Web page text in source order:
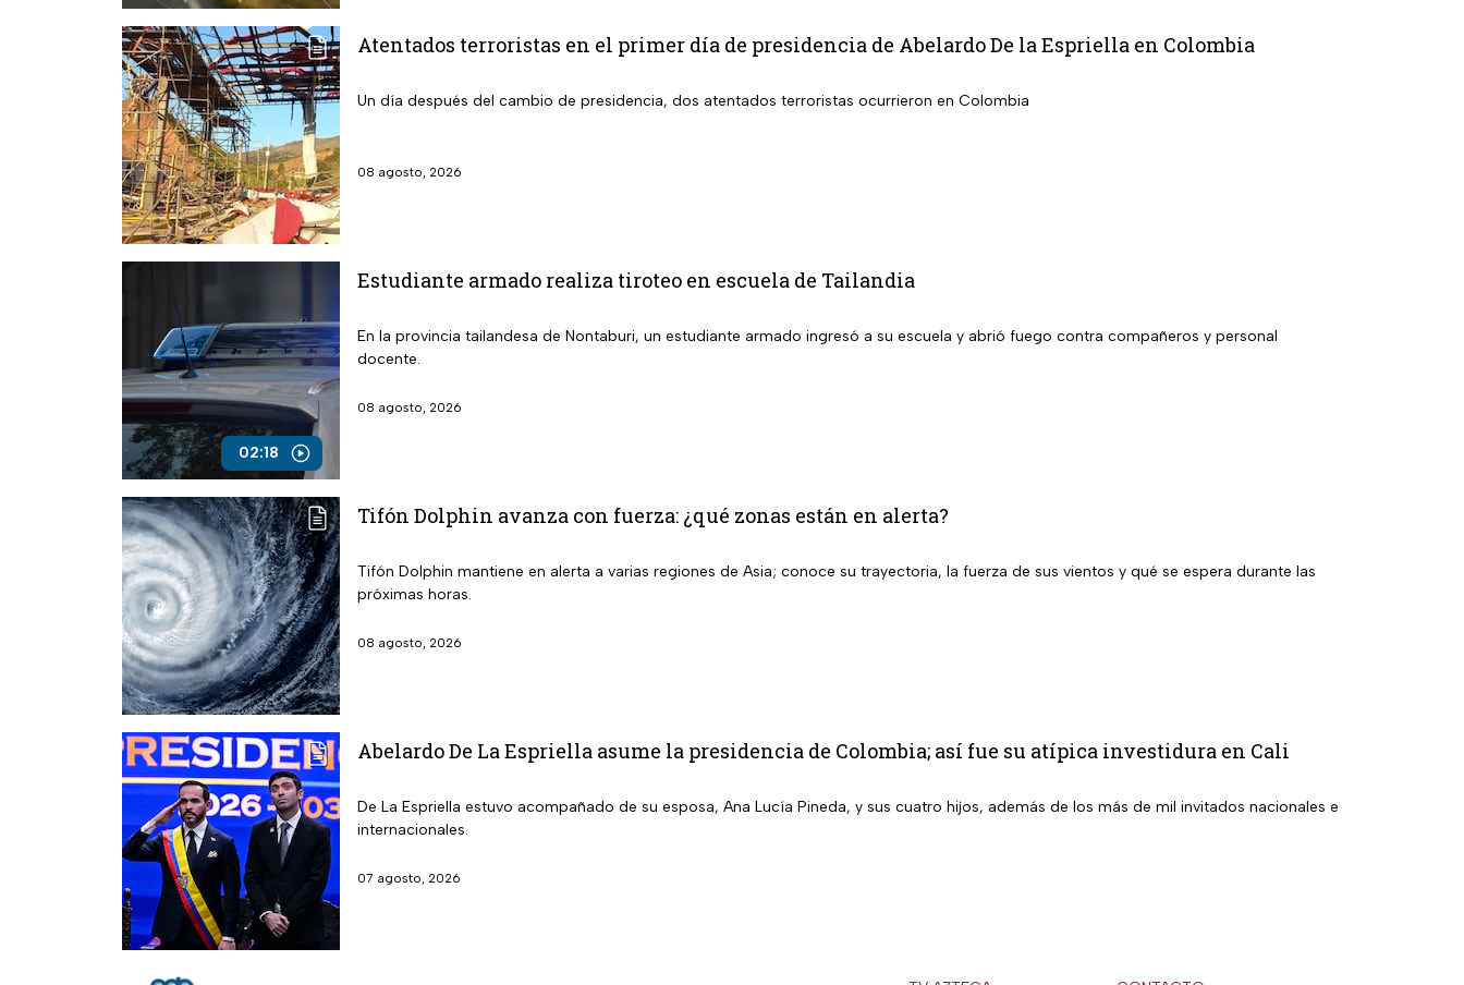
Atentados terroristas en el primer día de presidencia de Abelardo De la Espriella en Colombia
Un día después del cambio de presidencia, dos atentados terroristas ocurrieron en Colombia
08 agosto, 2026
02:18
Estudiante armado realiza tiroteo en escuela de Tailandia
En la provincia tailandesa de Nontaburi, un estudiante armado ingresó a su escuela y abrió fuego contra compañeros y personal
docente.
08 agosto, 2026
Tifón Dolphin avanza con fuerza: ¿qué zonas están en alerta?
Tifón Dolphin mantiene en alerta a varias regiones de Asia; conoce su trayectoria, la fuerza de sus vientos y qué se espera durante las
próximas horas.
08 agosto, 2026
Abelardo De La Espriella asume la presidencia de Colombia; así fue su atípica investidura en Cali
De La Espriella estuvo acompañado de su esposa, Ana Lucía Pineda, y sus cuatro hijos, además de los más de mil invitados nacionales e
internacionales.
07 agosto, 2026